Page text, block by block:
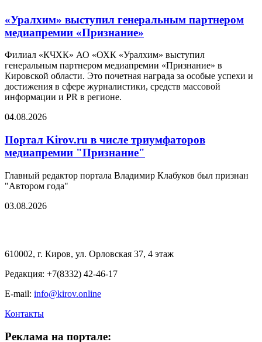
«Уралхим» выступил генеральным партнером
медиапремии «Признание»
Филиал «КЧХК» АО «ОХК «Уралхим» выступил
генеральным партнером медиапремии «Признание» в
Кировской области. Это почетная награда за особые успехи и
достижения в сфере журналистики, средств массовой
информации и PR в регионе.
04.08.2026
Портал Kirov.ru в числе триумфаторов
медиапремии "Признание"
Главный редактор портала Владимир Клабуков был признан
"Автором года"
03.08.2026
610002, г. Киров, ул. Орловская 37, 4 этаж
Редакция: +7(8332) 42-46-17
E-mail: info@kirov.online
Контакты
Реклама на портале: